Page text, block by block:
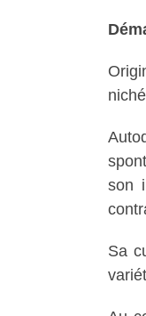
son
Sa